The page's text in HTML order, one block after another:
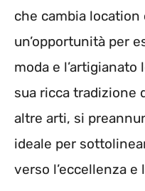
che cambia location
un’opportunità per
moda e
sua ricca tradizione
altre arti, si
ideale per
verso l’eccellenza e